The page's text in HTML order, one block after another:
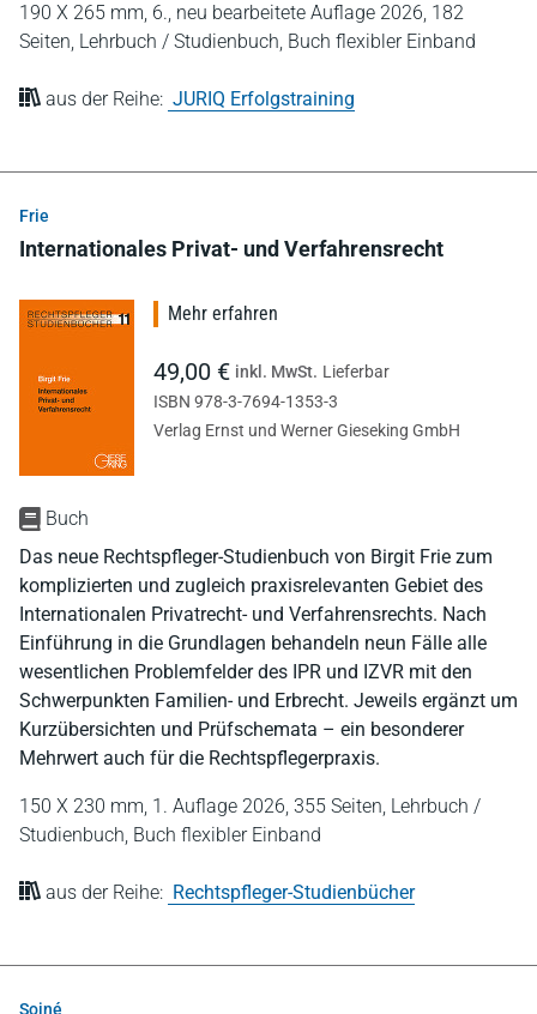
190 X 265 mm, 6., neu bearbeitete Auflage 2026, 182
Seiten, Lehrbuch / Studienbuch, Buch flexibler Einband
aus der Reihe: JURIQ Erfolgstraining
Frie
Internationales Privat- und Verfahrensrecht
Buch
Das neue Rechtspfleger-Studienbuch von Birgit Frie zum
komplizierten und zugleich praxisrelevanten Gebiet des
Internationalen Privatrecht- und Verfahrensrechts. Nach
Einführung in die Grundlagen behandeln neun Fälle alle
wesentlichen Problemfelder des IPR und IZVR mit den
Schwerpunkten Familien- und Erbrecht. Jeweils ergänzt um
Kurzübersichten und Prüfschemata – ein besonderer
Mehrwert auch für die Rechtspflegerpraxis.
150 X 230 mm, 1. Auflage 2026, 355 Seiten, Lehrbuch /
Studienbuch, Buch flexibler Einband
aus der Reihe: Rechtspfleger-Studienbücher
Mehr erfahren
49,00 € inkl. MwSt. Lieferbar
ISBN 978-3-7694-1353-3
Verlag Ernst und Werner Gieseking GmbH
Soiné